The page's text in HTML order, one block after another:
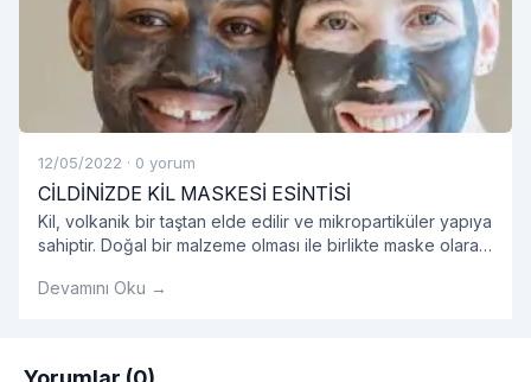
12/05/2022 · 0 yorum
CİLDİNİZDE KİL MASKESİ ESİNTİSİ
Kil, volkanik bir taştan elde edilir ve mikropartiküler yapıya
sahiptir. Doğal bir malzeme olması ile birlikte maske olarak
Devamını Oku →